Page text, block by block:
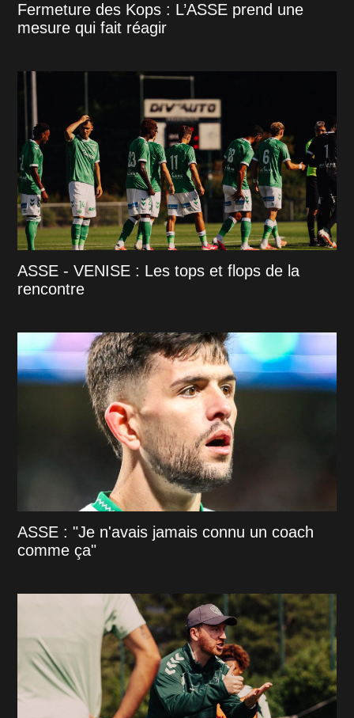
Fermeture des Kops : L’ASSE prend une
mesure qui fait réagir
ASSE - VENISE : Les tops et flops de la
rencontre
ASSE : "Je n'avais jamais connu un coach
comme ça"